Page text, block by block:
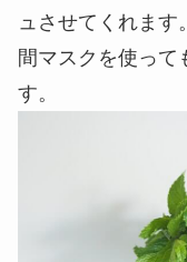
ュさせてくれます
間マスクを使って
す。